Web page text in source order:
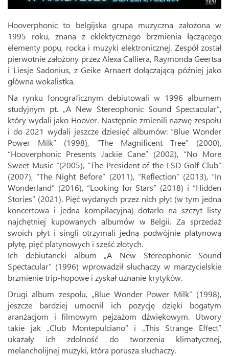
Hooverphonic to belgijska grupa muzyczna założona w
1995 roku, znana z eklektycznego brzmienia łączącego
elementy popu, rocka i muzyki elektronicznej. Zespół został
pierwotnie założony przez Alexa Calliera, Raymonda Geertsa
i Liesje Sadonius, z Geike Arnaert dołączającą później jako
główna wokalistka.
Na rynku fonograficznym debiutowali w 1996 albumem
studyjnym pt. „A New Stereophonic Sound Spectacular”,
który wydali jako Hoover. Następnie zmienili nazwę zespołu
i do 2021 wydali jeszcze dziesięć albumów: “Blue Wonder
Power Milk” (1998), “The Magnificent Tree” (2000),
“Hooverphonic Presents Jackie Cane” (2002), “No More
Sweet Music “(2005), “The President of the LSD Golf Club”
(2007), “The Night Before” (2011), “Reflection” (2013), “In
Wonderland” (2016), “Looking for Stars” (2018) i “Hidden
Stories” (2021). Pięć wydanych przez nich płyt (w tym jedna
koncertowa i jedna kompilacyjna) dotarło na szczyt listy
najchętniej kupowanych albumów w Belgii. Za sprzedaż
swoich płyt i singli otrzymali jedną podwójnie platynową
płytę, pięć platynowych i sześć złotych.
Ich debiutancki album „A New Stereophonic Sound
Spectacular” (1996) wprowadził słuchaczy w marzycielskie
brzmienie trip-hopowe i zyskał uznanie krytyków.
Drugi album zespołu, „Blue Wonder Power Milk” (1998),
jeszcze bardziej umocnił ich pozycję dzięki bogatym
aranżacjom i filmowym pejzażom dźwiękowym. Utwory
takie jak „Club Montepulciano” i „This Strange Effect”
ukazały ich zdolność do tworzenia klimatycznej,
melancholijnej muzyki, która porusza słuchaczy.